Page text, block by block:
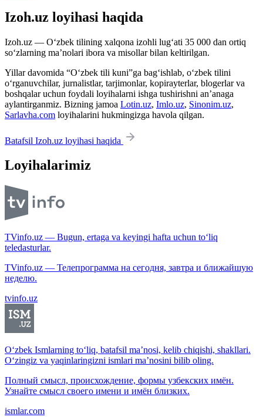
Izoh.uz loyihasi haqida
Izoh.uz — O‘zbek tilining xalqona izohli lug‘ati 35 000 dan ortiq
so‘zlarning ma’nolari ibora va misollar bilan keltirilgan.
Yillar davomida “O‘zbek tili kuni”ga bag‘ishlab, o‘zbek tilini
o‘rganuvchilar, jurnalistlar, tarjimonlar, kopirayterlar, blogerlar va
boshqalar uchun foydali loyihalarni ishga tushirishni an’anaga
aylantirganmiz. Bizning jamoa Lotin.uz, Imlo.uz, Sinonim.uz,
Sarlavha.com loyihalarini hukmingizga havola qilgan.
Batafsil Izoh.uz loyihasi haqida
Loyihalarimiz
TVinfo.uz — Bugun, ertaga va keyingi hafta uchun to‘liq
teledasturlar.
TVinfo.uz — Телепрограмма на сегодня, завтра и ближайшую
неделю.
tvinfo.uz
O‘zbek Ismlarning to‘liq, batafsil ma’nosi, kelib chiqishi, shakllari.
O‘zingiz va yaqinlaringizni ismlari ma’nosini bilib oling.
Полный смысл, происхождение, формы узбекских имён.
Узнайте смысл своего имени и имён близких.
ismlar.com